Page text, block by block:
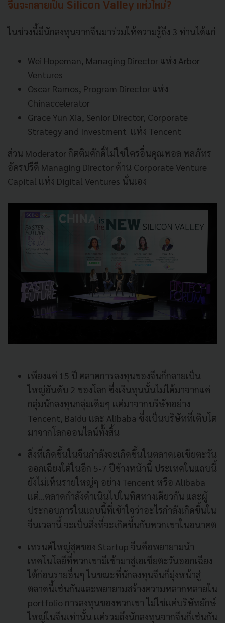
จีนจะกลายเป็น Silicon Valley แห่งใหม่?
ในช่วงนี้มีนักลงทุนจากจีนมาร่วมให้ความรู้ถึง 3 ท่านได้แก่
Wei Hopeman, Managing Director แห่ง Arbor
Ventures
Oscar Ramos, Program Director แห่ง
Chinaccelerator
Grace Yun Xia, Senior Director, Corporate
Strategy and Investment แห่ง Tencent
ส่วน Moderator กิตติมศักดิ์ไม่ใช่ใครอื่นคุณพอล พลภัทร
อัครปรีดี Managing Director ด้าน Corporate Venture
Capital แห่ง Digital Ventures นั่นเอง
เพียงแค่ 15 ปี ตลาดการลงทุนของจีนก็กลายเป็น
ใหญ่อันดับ 2 ของโลก ซึ่งเงินทุนนั้นไม่ได้มาจากแค่
กลุ่มนักลงทุนกลุ่มเดิมๆ แต่มาจากบริษัทอย่าง
Tencent, Baidu และ Alibaba ซึ่งเป็นบริษัทที่เติบโต
มาจากโลกออนไลน์ทั้งสิ้น
สิ่งที่เกิดขึ้นในจีนกำลังจะเกิดขึ้นในตลาดเอเชียตะวัน
ออกเฉียงใต้ในอีก 5-7 ปีข้างหน้านี้ ประเทศในแถบนี้
ยังไม่เห็นรายใหญ่ๆ อย่าง Tencent หรือ Alibaba
แต่...ตลาดกำลังดำเนินไปในทิศทางเดียวกัน และผู้
ประกอบการในแถบนี้ที่เข้าใจว่าอะไรกำลังเกิดขึ้นใน
จีนเวลานี้ จะเป็นสิ่งที่จะเกิดขึ้นกับพวกเขาในอนาคต
เทรนด์ใหญ่สุดของ Startup จีนคือพยายามนำ
เทคโนโลยีที่พวกเขามีเข้ามาสู่เอเชียตะวันออกเฉียง
ใต้ก่อนรายอื่นๆ ในขณะที่นักลงทุนจีนก็มุ่งหน้าสู่
ตลาดนี้เช่นกันและพยายามสร้างความหลากหลายใน
portfolio การลงทุนของพวกเขา ไม่ใช่แค่บริษัทยักษ์
ใหญ่ในจีนเท่านั้น แต่รวมถึงนักลงทุนจากจีนก็เช่นกัน